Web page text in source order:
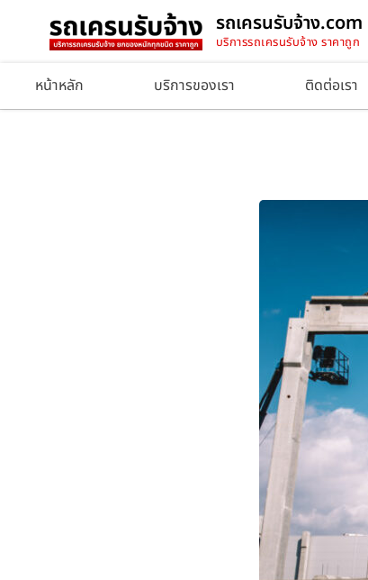
รถเครนรับจ้าง.com
บริการรถเครนรับจ้าง ราคาถูก
หน้าหลัก บริการของเรา ติดต่อเรา